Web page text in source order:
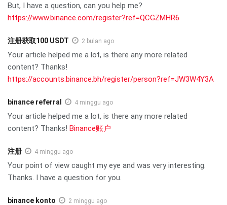
But, I have a question, can you help me?
https://www.binance.com/register?ref=QCGZMHR6
注册获取100 USDT 2 bulan ago
Your article helped me a lot, is there any more related
content? Thanks!
https://accounts.binance.bh/register/person?ref=JW3W4Y3A
binance referral 4 minggu ago
Your article helped me a lot, is there any more related
content? Thanks! Binance账户
注册 4 minggu ago
Your point of view caught my eye and was very interesting.
Thanks. I have a question for you.
binance konto 2 minggu ago